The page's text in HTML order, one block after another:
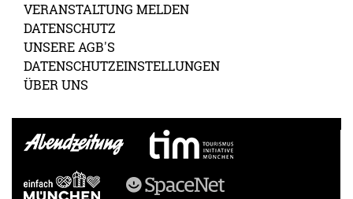
VERANSTALTUNG MELDEN
DATENSCHUTZ
UNSERE AGB'S
DATENSCHUTZEINSTELLUNGEN
ÜBER UNS